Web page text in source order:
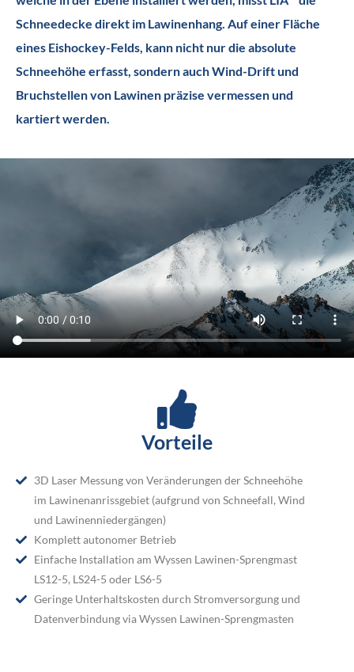
installiert
Schneedecke direkt im Lawinenhang. Auf einer Fläche
eines Eishockey-Felds, kann nicht nur die absolute
Schneehöhe erfasst, sondern auch Wind-Drift und
Bruchstellen von Lawinen präzise vermessen und
kartiert werden.
Vorteile
3D Laser Messung von Veränderungen der Schneehöhe
im Lawinenanrissgebiet (aufgrund von Schneefall, Wind
und Lawinenniedergängen)
Komplett autonomer Betrieb
Einfache Installation am Wyssen Lawinen-Sprengmast
LS12-5, LS24-5 oder LS6-5
Geringe Unterhaltskosten durch Stromversorgung und
Datenverbindung via Wyssen Lawinen-Sprengmasten